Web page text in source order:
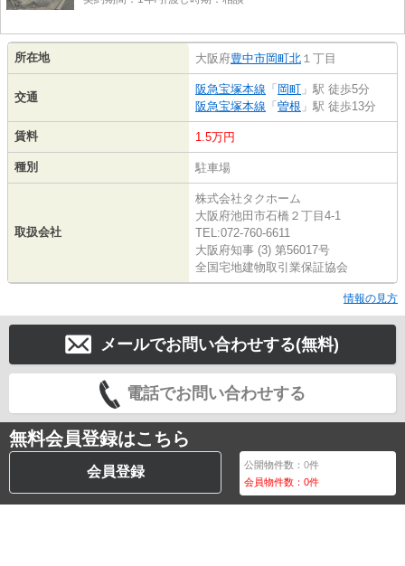
所在地 大阪府豊中市岡町北 １丁目
交通
阪急宝塚本線 「 岡町 」駅 徒歩5分
阪急宝塚本線 「 曽根 」駅 徒歩13分
賃料 1.5万円
種別 駐車場
取扱会社
株式会社タクホーム
大阪府池田市石橋２丁目4-1
TEL:072-760-6611
大阪府知事 (3) 第56017号
全国宅地建物取引業保証協会
情報の見方
メールでお問い合わせする(無料)
電話でお問い合わせする
無料会員登録はこちら
会員登録 公開物件数：0件
会員物件数：0件